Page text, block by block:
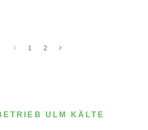
1 2
ULM KÄLTE